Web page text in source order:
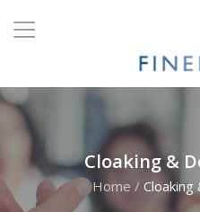
Cloaking &
Home /